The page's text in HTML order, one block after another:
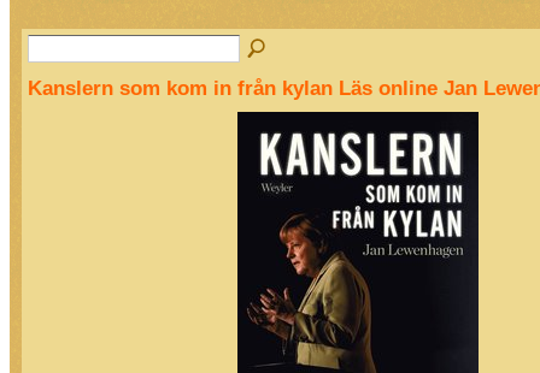
Kanslern som kom in från kylan Läs online Jan